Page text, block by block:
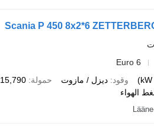
Scania P 450 8x2*6
Euro 6
وقود ديزل / مازوت حمولة 15,790 كجم
الهواء